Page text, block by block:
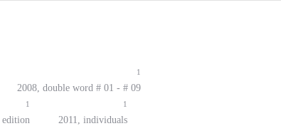
1
2008, double word # 01 - # 09
1
edition
1
2011, individuals